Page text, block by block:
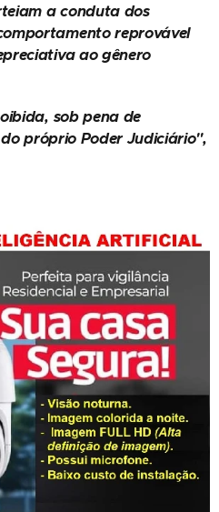
a conduta dos
reprovável
ao gênero
sob pena de
próprio Poder Judiciário",